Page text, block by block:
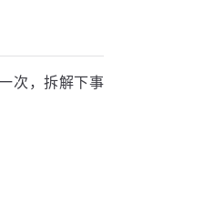
次，拆解下事